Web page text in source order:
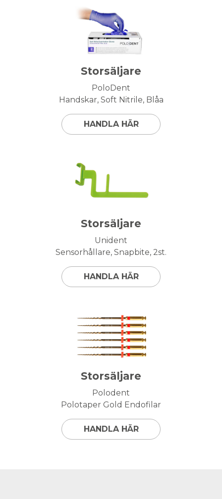
Storsäljare
PoloDent
Handskar, Soft Nitrile, Blåa
HANDLA HÄR
Storsäljare
Unident
Sensorhållare, Snapbite, 2st.
HANDLA HÄR
Storsäljare
Polodent
Polotaper Gold Endofilar
HANDLA HÄR